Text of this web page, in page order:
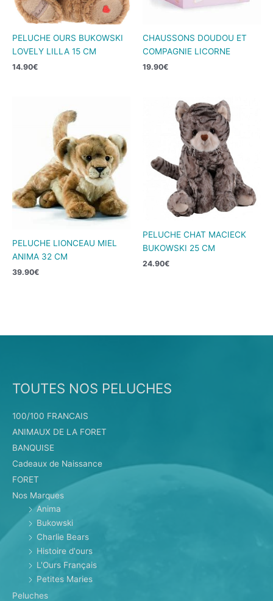
PELUCHE OURS BUKOWSKI
LOVELY LILLA 15 CM
14.90€
CHAUSSONS DOUDOU ET
COMPAGNIE LICORNE
19.90€
PELUCHE LIONCEAU MIEL
ANIMA 32 CM
39.90€
PELUCHE CHAT MACIECK
BUKOWSKI 25 CM
24.90€
TOUTES NOS PELUCHES
100/100 FRANCAIS
ANIMAUX DE LA FORET
BANQUISE
Cadeaux de Naissance
FORET
Nos Marques
Anima
Bukowski
Charlie Bears
Histoire d'ours
L'Ours Français
Petites Maries
Peluches